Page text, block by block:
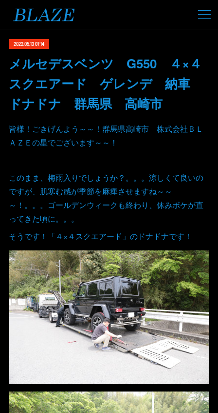
2022.05.13 07:14
メルセデスベンツ G550 ４×４
スクエアード ゲレンデ 納車
ドナドナ 群馬県 高崎市
皆様！ごきげんよう～～！群馬県高崎市 株式会社ＢＬ
ＡＺＥの星でございます～～！
このまま、梅雨入りでしょうか？。。。涼しくて良いの
ですが、肌寒む感が季節を麻痺させますね～～
～！。。。ゴールデンウィークも終わり、休みボケが直
ってきた頃に。。。
そうです！「４×４スクエアード」のドナドナです！